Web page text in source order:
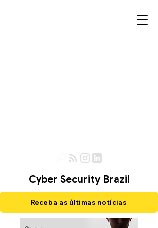
Cyber Security Brazil
Receba as últimas notícias